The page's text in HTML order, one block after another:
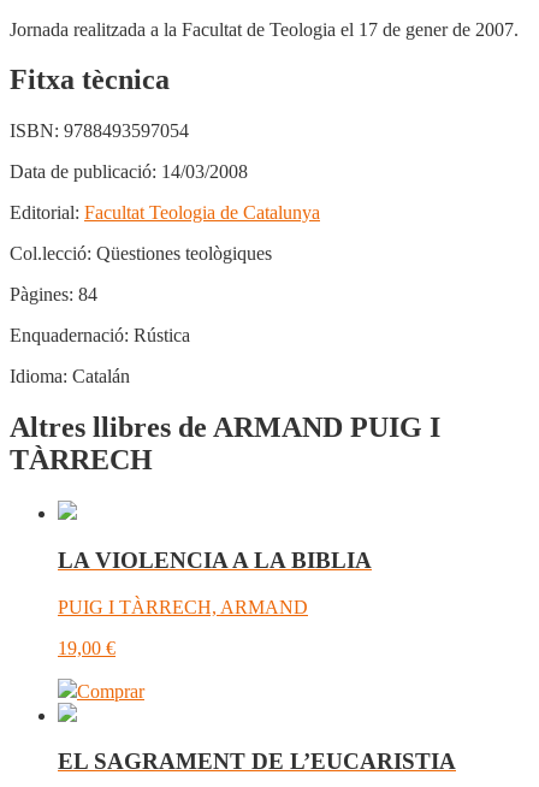
Jornada realitzada a la Facultat de Teologia el 17 de gener de 2007.
Fitxa tècnica
ISBN: 9788493597054
Data de publicació: 14/03/2008
Editorial: Facultat Teologia de Catalunya
Col.lecció: Qüestiones teològiques
Pàgines: 84
Enquadernació: Rústica
Idioma: Catalán
Altres llibres de ARMAND PUIG I
TÀRRECH
LA VIOLENCIA A LA BIBLIA
PUIG I TÀRRECH, ARMAND
19,00 €
Comprar
EL SAGRAMENT DE L’EUCARISTIA